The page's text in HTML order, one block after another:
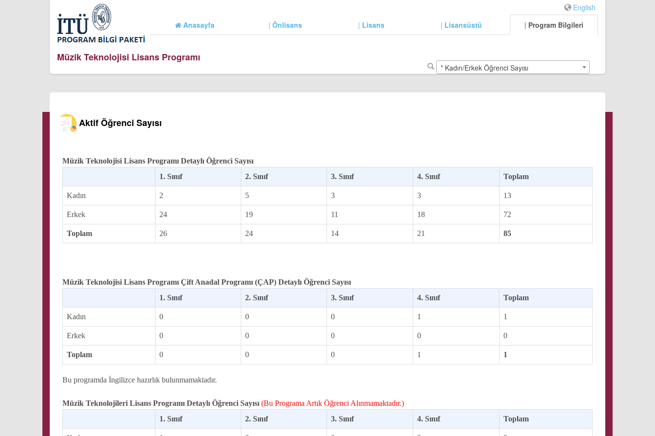
English
Anasayfa
| Önlisans | Lisans | Lisansüstü | Program Bilgileri
Müzik Teknolojisi Lisans Programı
* Kadın/Erkek Öğrenci Sayısı
Aktif Öğrenci Sayısı
Müzik Teknolojisi Lisans Programı Detaylı Öğrenci Sayısı
1. Sınıf
2. Sınıf 3. Sınıf 4. Sınıf Toplam
Kadın 2 5 3 3 13
Erkek 24 19 11 18 72
Toplam 26 24 14 21 85
Müzik Teknolojisi Lisans Programı Çift Anadal Programı (ÇAP) Detaylı Öğrenci Sayısı
1. Sınıf
2. Sınıf 3. Sınıf 4. Sınıf Toplam
Kadın 0 0 0 1 1
Erkek 0 0 0 0 0
Toplam 0 0 0 1 1
Bu programda İngilizce hazırlık bulunmamaktadır.
Müzik Teknolojileri Lisans Programı Detaylı Öğrenci Sayısı (Bu Programa Artık Öğrenci Alınmamaktadır.)
1. Sınıf
2. Sınıf 3. Sınıf 4. Sınıf Toplam